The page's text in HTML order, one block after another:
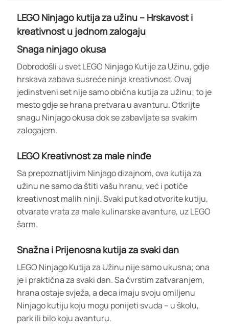
LEGO Ninjago kutija za užinu – Hrskavost i
kreativnost u jednom zalogaju
Snaga ninjago okusa
Dobrodošli u svet LEGO Ninjago Kutije za Užinu, gdje
hrskava zabava susreće ninja kreativnost. Ovaj
jedinstveni set nije samo obična kutija za užinu; to je
mesto gdje se hrana pretvara u avanturu. Otkrijte
snagu Ninjago okusa dok se zabavljate sa svakim
zalogajem.
LEGO Kreativnost za male ninđe
Sa prepoznatljivim Ninjago dizajnom, ova kutija za
užinu ne samo da štiti vašu hranu, već i potiče
kreativnost malih ninji. Svaki put kad otvorite kutiju,
otvarate vrata za male kulinarske avanture, uz LEGO
šarm.
Snažna i Prijenosna kutija za svaki dan
LEGO Ninjago Kutija za Užinu nije samo ukusna; ona
je i praktična za svaki dan. Sa čvrstim zatvaranjem,
hrana ostaje svježa, a deca imaju svoju omiljenu
Ninjago kutiju koju mogu ponijeti svuda – u školu,
park ili bilo koju avanturu.